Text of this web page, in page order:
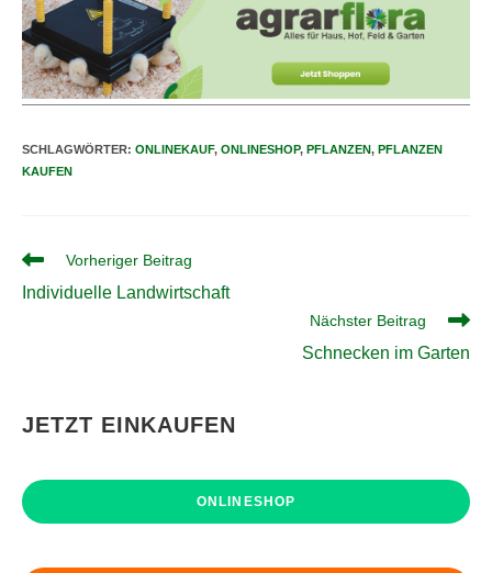
SCHLAGWÖRTER: ONLINEKAUF, ONLINESHOP, PFLANZEN, PFLANZEN
KAUFEN
Weitere
ansehen
Vorheriger Beitrag
Individuelle Landwirtschaft
Nächster Beitrag
Schnecken im Garten
JETZT EINKAUFEN
ONLINESHOP